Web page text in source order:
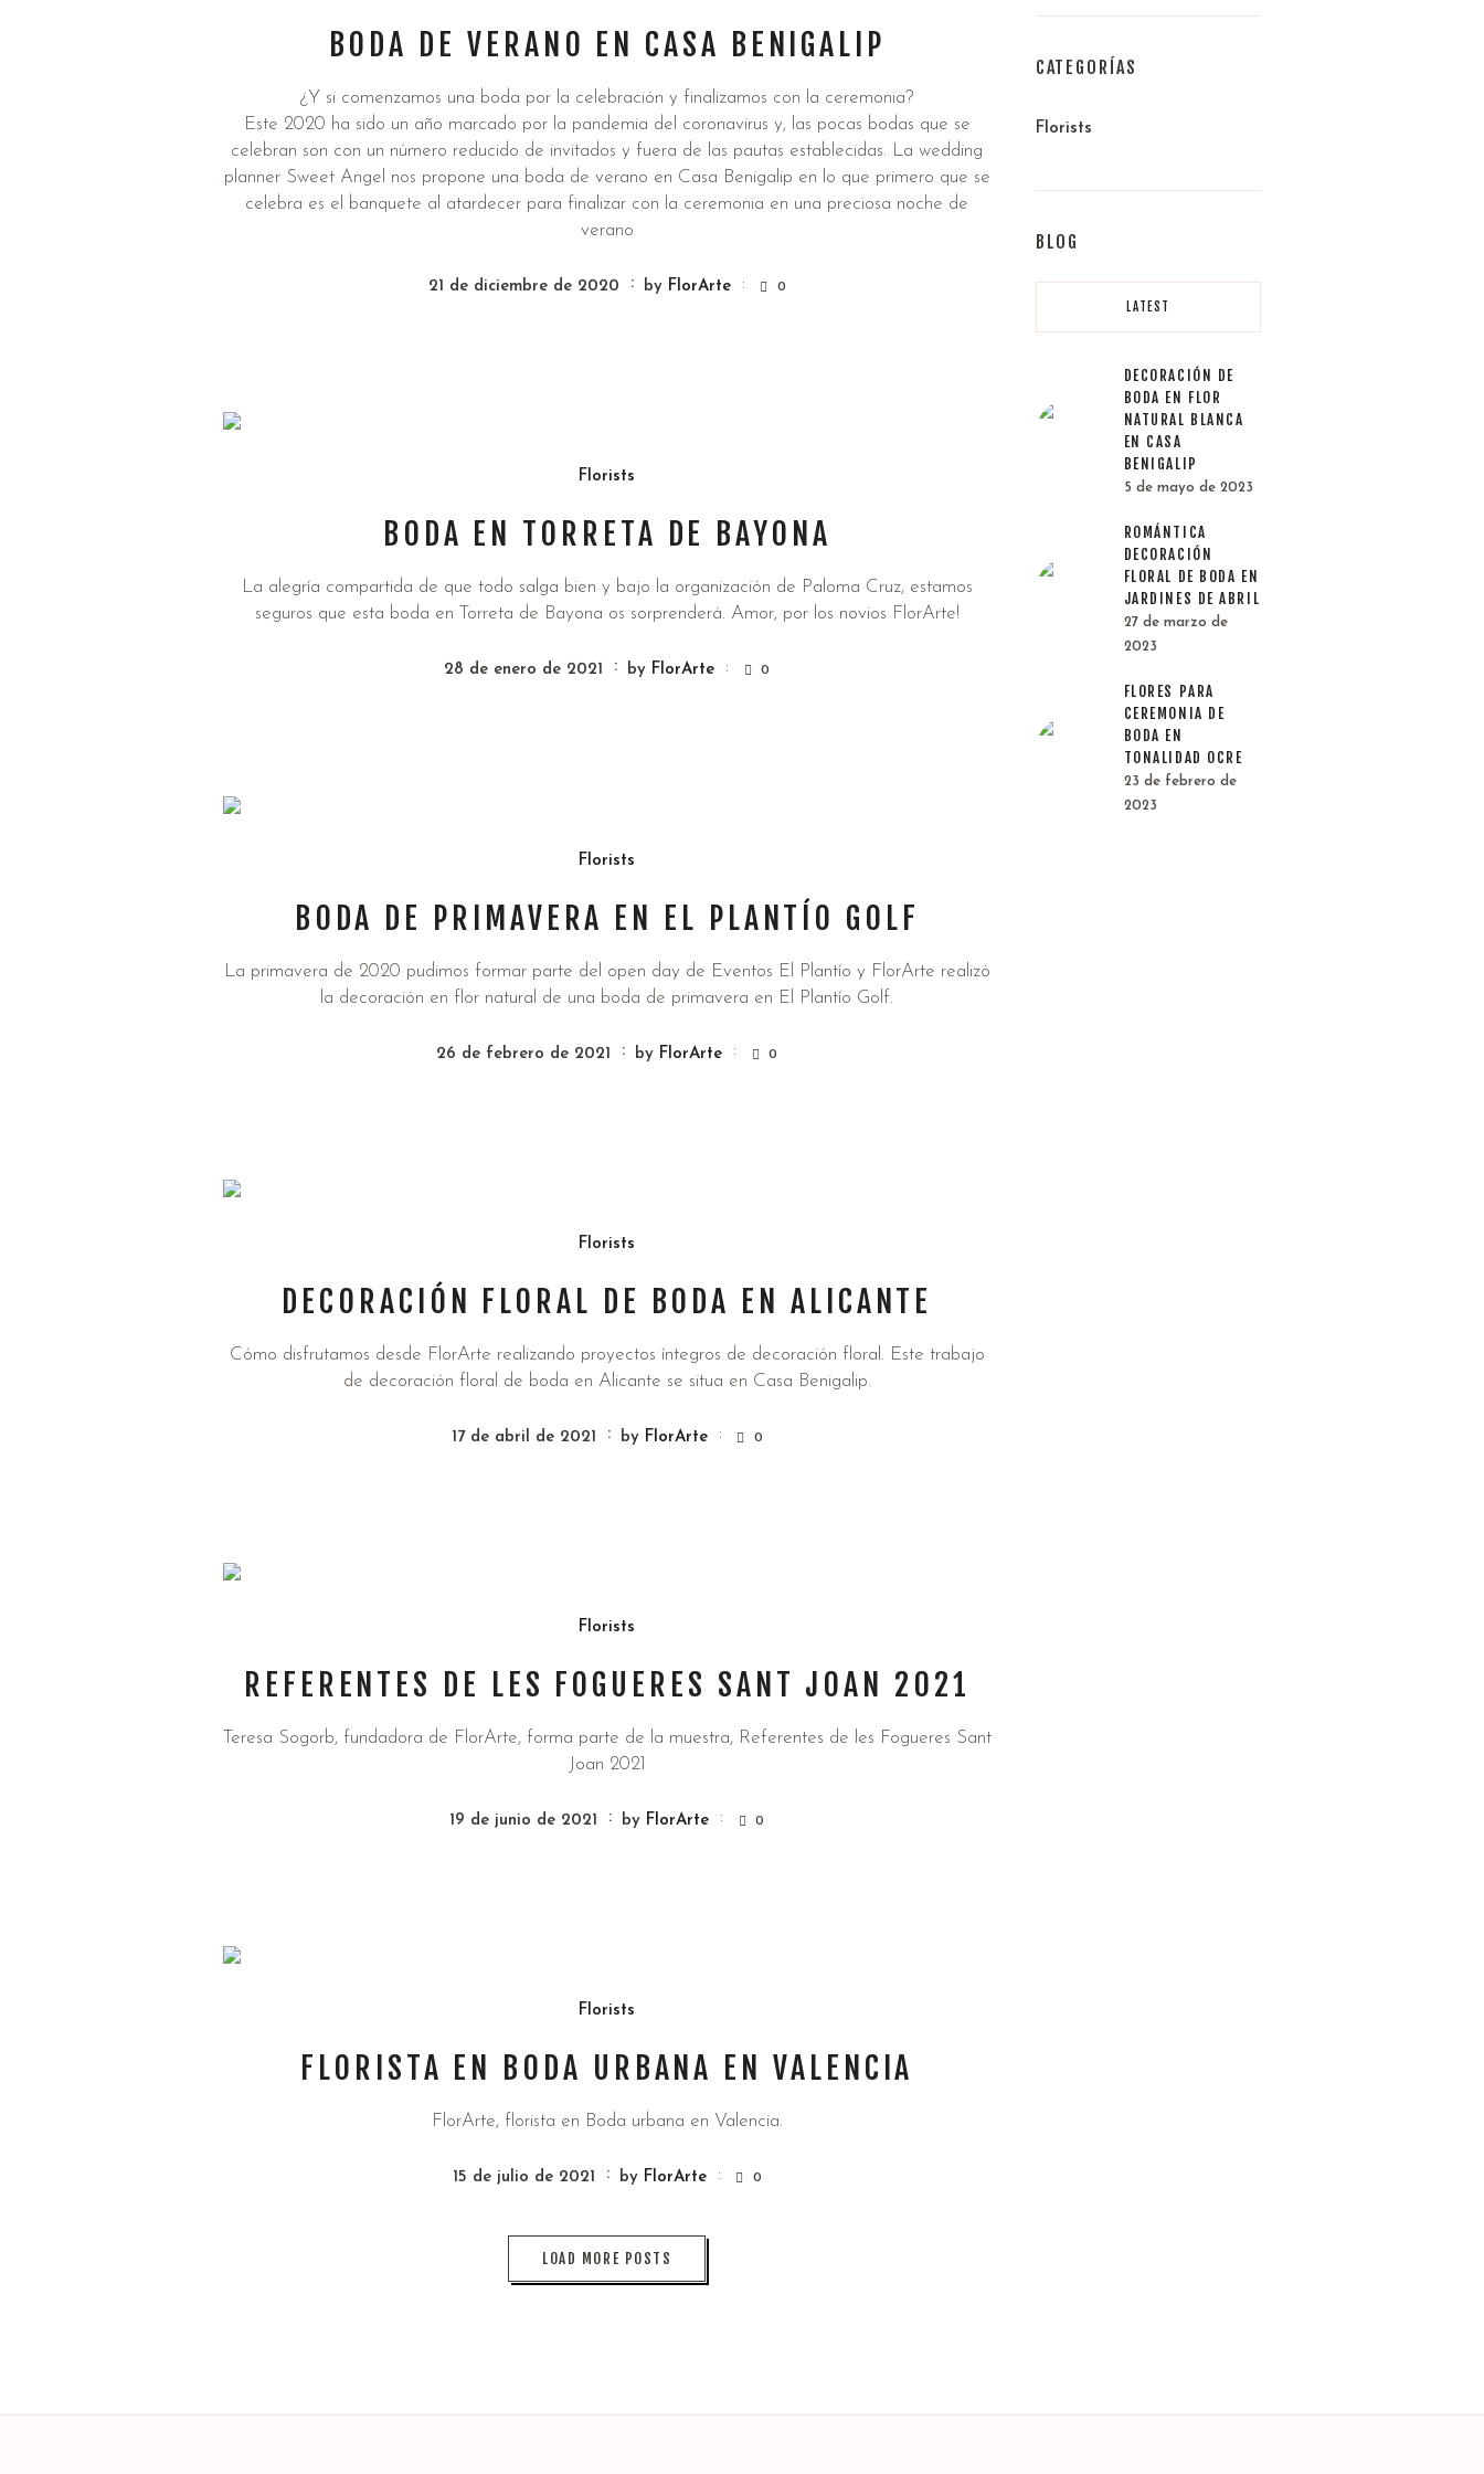
BODA DE VERANO EN CASA BENIGALIP
¿Y si comenzamos una boda por la celebración y finalizamos con la ceremonia?
Este 2020 ha sido un año marcado por la pandemia del coronavirus y, las pocas bodas que se
celebran son con un número reducido de invitados y fuera de las pautas establecidas. La wedding
planner Sweet Angel nos propone una boda de verano en Casa Benigalip en lo que primero que se
celebra es el banquete al atardecer para finalizar con la ceremonia en una preciosa noche de
verano
21 de diciembre de 2020 by FlorArte 0
Florists
BODA EN TORRETA DE BAYONA
La alegría compartida de que todo salga bien y bajo la organización de Paloma Cruz, estamos
seguros que esta boda en Torreta de Bayona os sorprenderá. Amor, por los novios FlorArte!
28 de enero de 2021 by FlorArte 0
Florists
BODA DE PRIMAVERA EN EL PLANTÍO GOLF
La primavera de 2020 pudimos formar parte del open day de Eventos El Plantío y FlorArte realizó
la decoración en flor natural de una boda de primavera en El Plantío Golf.
26 de febrero de 2021 by FlorArte 0
Florists
DECORACIÓN FLORAL DE BODA EN ALICANTE
Cómo disfrutamos desde FlorArte realizando proyectos íntegros de decoración floral. Este trabajo
de decoración floral de boda en Alicante se situa en Casa Benigalip.
17 de abril de 2021 by FlorArte 0
Florists
REFERENTES DE LES FOGUERES SANT JOAN 2021
Teresa Sogorb, fundadora de FlorArte, forma parte de la muestra, Referentes de les Fogueres Sant
Joan 2021
19 de junio de 2021 by FlorArte 0
Florists
FLORISTA EN BODA URBANA EN VALENCIA
FlorArte, florista en Boda urbana en Valencia.
15 de julio de 2021 by FlorArte 0
LOAD MORE POSTS
CATEGORÍAS
Florists
BLOG
LATEST
DECORACIÓN DE
BODA EN FLOR
NATURAL BLANCA
EN CASA
BENIGALIP
5 de mayo de 2023
ROMÁNTICA
DECORACIÓN
FLORAL DE BODA EN
JARDINES DE ABRIL
27 de marzo de
2023
FLORES PARA
CEREMONIA DE
BODA EN
TONALIDAD OCRE
23 de febrero de
2023